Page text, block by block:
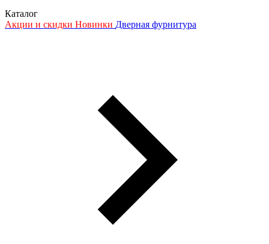
Каталог
Акции и скидки Новинки Дверная фурнитура